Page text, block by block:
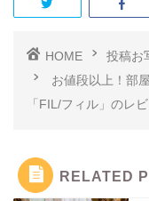
HOME
投稿お
お値段以上！部
「FIL/フィル」のレ
RELATED